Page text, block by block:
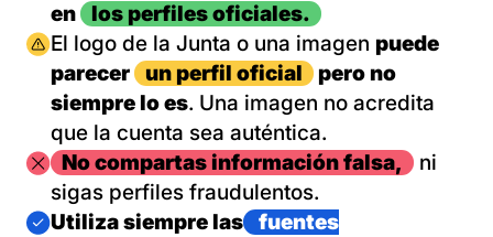
en
los perfiles oficiales.
Imagen
El logo de la Junta o una imagen puede
parecer
un perfil oficial
pero no
siempre lo es. Una imagen no acredita
que la cuenta sea auténtica.
ImagenNo compartas información falsa,
ni
sigas perfiles fraudulentos.
Imagen
Utiliza siempre las
fuentes